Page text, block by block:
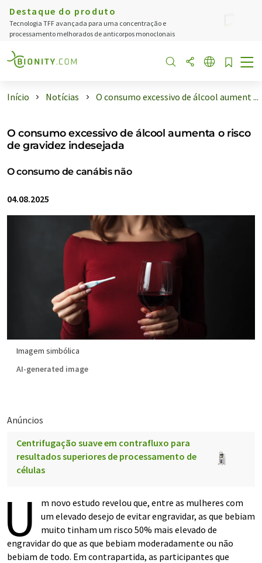
Destaque do produto
Tecnologia TFF avançada para uma concentração e
processamento melhorados de anticorpos monoclonais
Início Notícias O consumo excessivo de álcool aument ...
O consumo excessivo de álcool aumenta o risco
de gravidez indesejada
O consumo de canábis não
04.08.2025
Imagem simbólica
AI-generated image
Anúncios
Centrifugação suave em contrafluxo para
resultados superiores de processamento de
células
U
m novo estudo revelou que, entre as mulheres com
um elevado desejo de evitar engravidar, as que bebiam
muito tinham um risco 50% mais elevado de
engravidar do que as que bebiam moderadamente ou não
bebiam de todo. Em contrapartida, as participantes que